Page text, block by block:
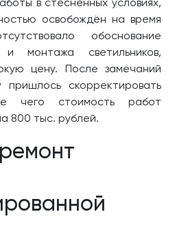
освобождён на время
обоснование
монтажа светильников,
цену. После замечаний
пришлось скорректировать
чего стоимость работ
800 тыс. рублей.